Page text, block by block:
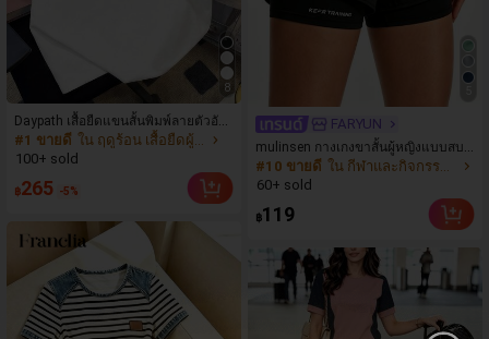
8
Daypath เสื้อยืดแขนสั้นพิมพ์ลายตัวอัก
ษรและสโลแกนตัดขอบสีตัดกันสำหรับผู้
ชาย, ลำลองและทันสมัย
#1 ขายดี
100+ sold
฿265 -5%
FARYUN
mulinsen กางเกงขาสั้นผู้หญิงแบบสบา
ยๆ สีพื้น หลวม อเนกประสงค์ กางเกงขา
สั้นกีฬา 2-In-1 สำหรับวิ่ง ฟิตเนส และกา
#10 ขายดี
60+ sold
฿119